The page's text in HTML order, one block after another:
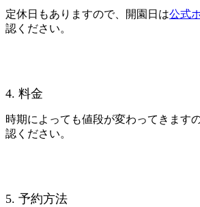
定休日もありますので、開園日は公式
認ください。
4. 料金
時期によっても値段が変わってきますの
認ください。
5. 予約方法